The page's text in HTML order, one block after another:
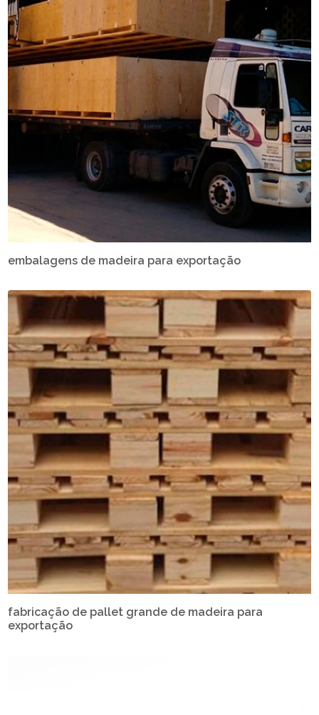
embalagens de madeira para exportação
fabricação de pallet grande de madeira para
exportação